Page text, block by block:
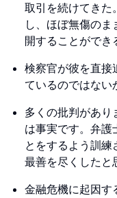
取引を続けてきた
し、ほぼ無傷の
開することができ
検察官が彼を直接
ているのではない
多くの批判があり
は事実です。弁護
とをするよう訓
最善を尽くしたと
金融危機に起因す